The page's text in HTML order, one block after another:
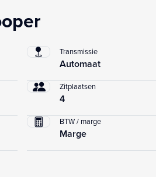
Transmissie
Automaat
Zitplaatsen
4
BTW / marge
Marge